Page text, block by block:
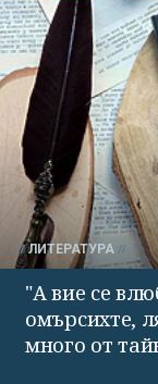
ЛИТЕРАТУРА
"А вие се
омърсихте,
много от